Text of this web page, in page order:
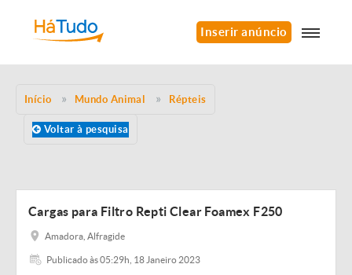
Inserir anúncio
Início Mundo Animal Répteis
Voltar à pesquisa
Cargas para Filtro Repti Clear Foamex F250
Amadora, Alfragide
Publicado às 05:29h, 18 Janeiro 2023